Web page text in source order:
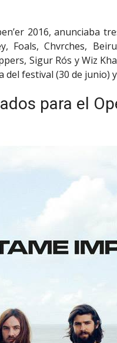
2016, anunciaba
Foals, Chvrches,
Sigur Rós y Wiz
del festival (30 de junio) y
para el